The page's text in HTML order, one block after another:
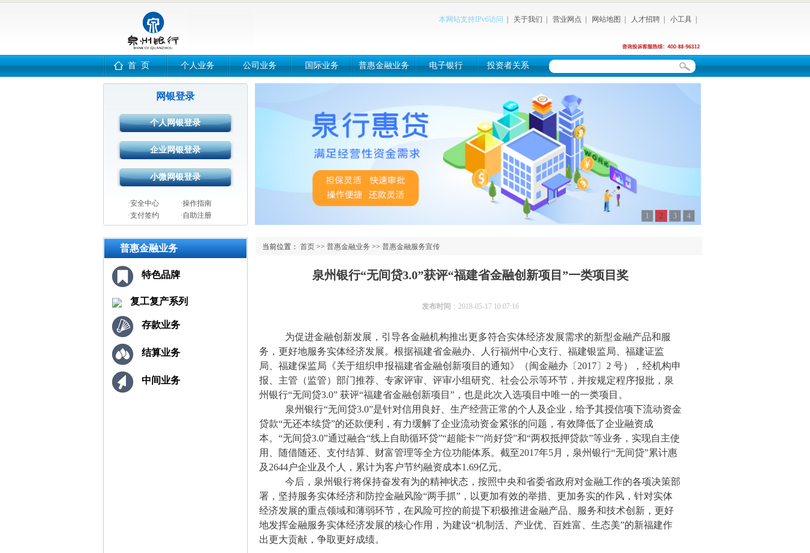
本网站支持IPv6访问 关于我们 营业网点 网站地图 人才招聘 小工具
个人业务 公司业务 国际业务 普惠金融业务 电子银行 投资者关系
首 页
网银登录
·安全中心
·操作指南
·支付签约
·自助注册
普惠金融业务
特色品牌
复工复产系列
存款业务
结算业务
中间业务
1 2 3 4
当前位置： 首页 >> 普惠金融业务 >> 普惠金融服务宣传
泉州银行“无间贷3.0”获评“福建省金融创新项目”一类项目奖
发布时间 ：2018-05-17 10:07:16
为促进金融创新发展，引导各金融机构推出更多符合实体经济发展需求的新型金融产品和服
务，更好地服务实体经济发展。根据福建省金融办、人行福州中心支行、福建银监局、福建证监
局、福建保监局《关于组织申报福建省金融创新项目的通知》（闽金融办〔2017〕2 号），经机构申
报、主管（监管）部门推荐、专家评审、评审小组研究、社会公示等环节，并按规定程序报批，泉
州银行“无间贷3.0” 获评“福建省金融创新项目”，也是此次入选项目中唯一的一类项目。
泉州银行“无间贷3.0”是针对信用良好、生产经营正常的个人及企业，给予其授信项下流动资金
贷款“无还本续贷”的还款便利，有力缓解了企业流动资金紧张的问题，有效降低了企业融资成
本。“无间贷3.0”通过融合“线上自助循环贷”“超能卡”“尚好贷”和“两权抵押贷款”等业务，实现自主使
用、随借随还、支付结算、财富管理等全方位功能体系。截至2017年5月，泉州银行“无间贷”累计惠
及2644户企业及个人，累计为客户节约融资成本1.69亿元。
今后，泉州银行将保持奋发有为的精神状态，按照中央和省委省政府对金融工作的各项决策部
署，坚持服务实体经济和防控金融风险“两手抓”，以更加有效的举措、更加务实的作风，针对实体
经济发展的重点领域和薄弱环节，在风险可控的前提下积极推进金融产品、服务和技术创新，更好
地发挥金融服务实体经济发展的核心作用，为建设“机制活、产业优、百姓富、生态美”的新福建作
出更大贡献，争取更好成绩。